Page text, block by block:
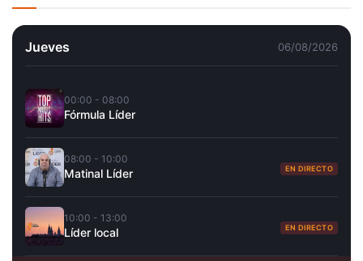
Jueves 06/08/2026
00:00 - 08:00
Fórmula Líder
08:00 - 10:00
Matinal Líder EN DIRECTO
10:00 - 13:00
Líder local EN DIRECTO